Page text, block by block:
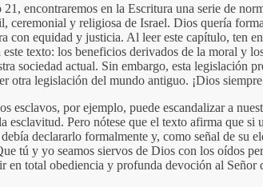
encontraremos en la Escritura una serie de
ceremonial y religiosa de Israel. Dios quería
con equidad y justicia. Al leer este capítulo, ten
texto: los beneficios derivados de la moral y
sociedad actual. Sin embargo, esta legislación
otra legislación del mundo antiguo. ¡Dios
esclavos, por ejemplo, puede escandalizar a
esclavitud. Pero nótese que el texto afirma que si
declararlo formalmente y, como señal de su
tú y yo seamos siervos de Dios con los oídos
en total obediencia y profunda devoción al Señor